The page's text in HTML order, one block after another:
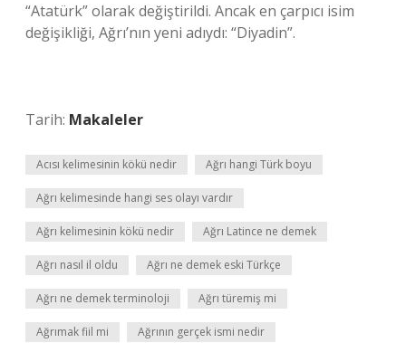
“Atatürk” olarak değiştirildi. Ancak en çarpıcı isim
değişikliği, Ağrı’nın yeni adıydı: “Diyadin”.
Tarih: Makaleler
Acısı kelimesinin kökü nedir Ağrı hangi Türk boyu
Ağrı kelimesinde hangi ses olayı vardır
Ağrı kelimesinin kökü nedir Ağrı Latince ne demek
Ağrı nasıl il oldu Ağrı ne demek eski Türkçe
Ağrı ne demek terminoloji Ağrı türemiş mi
Ağrımak fiil mi Ağrının gerçek ismi nedir